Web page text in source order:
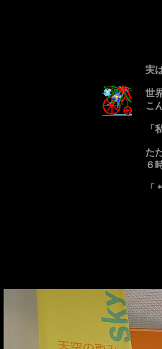
実
世
こ
「
た
６
「